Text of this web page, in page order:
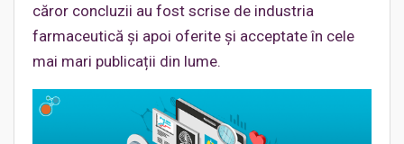
căror concluzii au fost scrise de industria
farmaceutică și apoi oferite și acceptate în cele
mai mari publicații din lume.